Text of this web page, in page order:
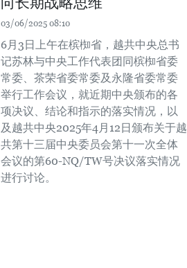
03/06/2025 08:10
6月3日上午在槟椥省，越共中央总书
记苏林与中央工作代表团同槟椥省委
常委、茶荣省委常委及永隆省委常委
举行工作会议，就近期中央颁布的各
项决议、结论和指示的落实情况，以
及越共中央2025年4月12日颁布关于越
共第十三届中央委员会第十一次全体
会议的第60-NQ/TW号决议落实情况
进行讨论。